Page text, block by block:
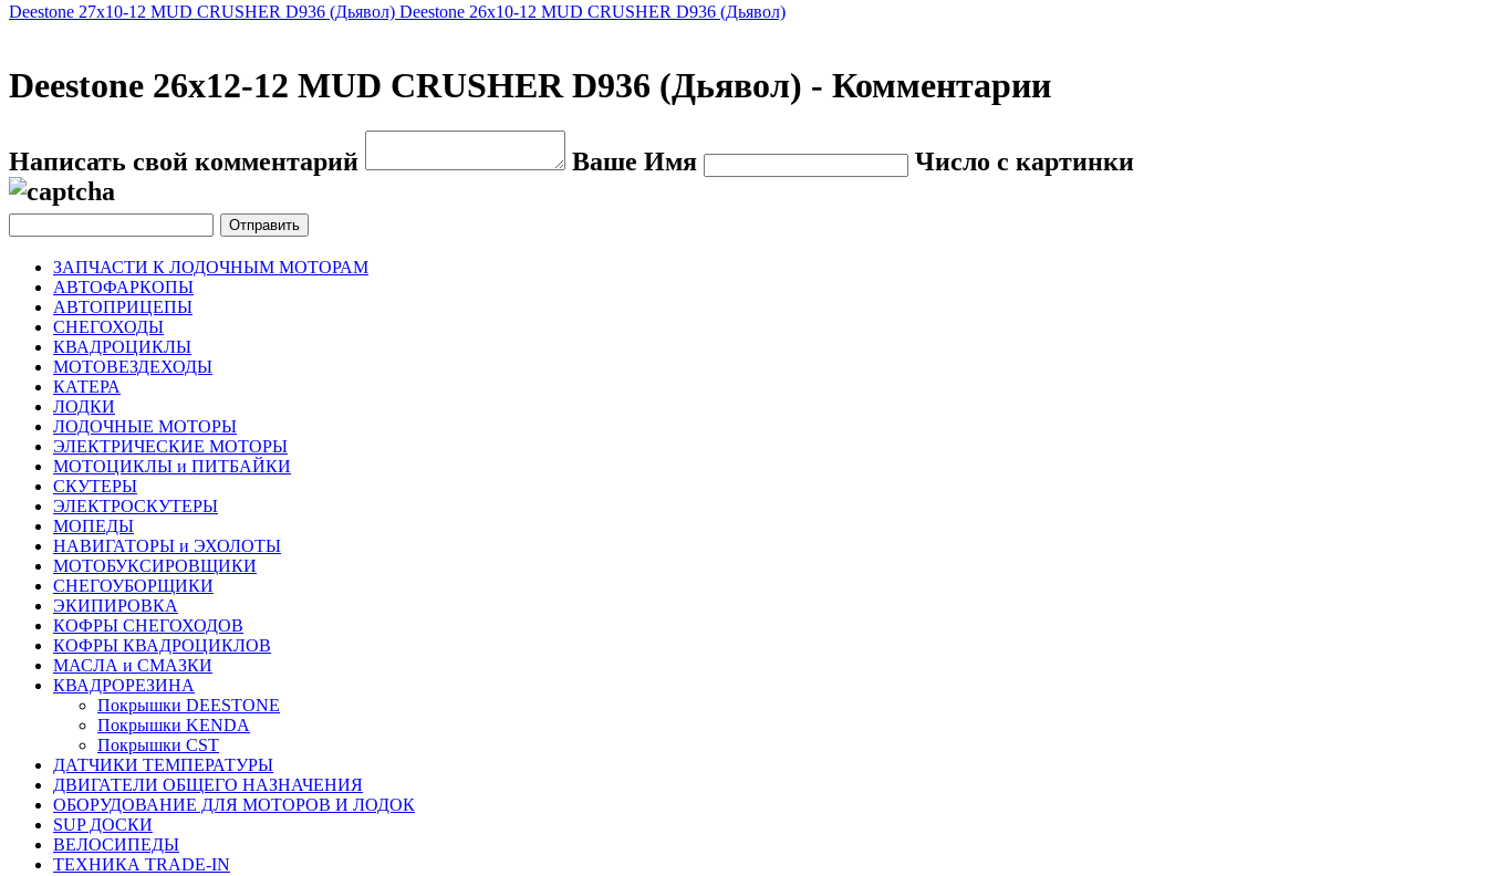
Deestone 27х10-12 MUD CRUSHER D936 (Дьявол) Deestone 26х10-12 MUD CRUSHER D936 (Дьявол)
Deestone 26х12-12 MUD CRUSHER D936 (Дьявол) - Комментарии
Написать свой комментарий Ваше Имя Число с картинки
ЗАПЧАСТИ К ЛОДОЧНЫМ МОТОРАМ
АВТОФАРКОПЫ
АВТОПРИЦЕПЫ
СНЕГОХОДЫ
КВАДРОЦИКЛЫ
МОТОВЕЗДЕХОДЫ
КАТЕРА
ЛОДКИ
ЛОДОЧНЫЕ МОТОРЫ
ЭЛЕКТРИЧЕСКИЕ МОТОРЫ
МОТОЦИКЛЫ и ПИТБАЙКИ
СКУТЕРЫ
ЭЛЕКТРОСКУТЕРЫ
МОПЕДЫ
НАВИГАТОРЫ и ЭХОЛОТЫ
МОТОБУКСИРОВЩИКИ
СНЕГОУБОРЩИКИ
ЭКИПИРОВКА
КОФРЫ СНЕГОХОДОВ
КОФРЫ КВАДРОЦИКЛОВ
МАСЛА и СМАЗКИ
КВАДРОРЕЗИНА
Покрышки DEESTONE
Покрышки KENDA
Покрышки CST
ДАТЧИКИ ТЕМПЕРАТУРЫ
ДВИГАТЕЛИ ОБЩЕГО НАЗНАЧЕНИЯ
ОБОРУДОВАНИЕ ДЛЯ МОТОРОВ И ЛОДОК
SUP ДОСКИ
ВЕЛОСИПЕДЫ
ТЕХНИКА TRADE-IN